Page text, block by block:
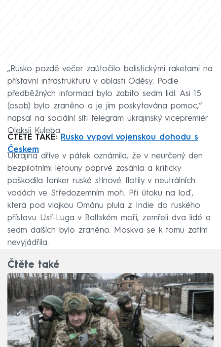
„Rusko pozdě večer zaútočilo balistickými raketami na
přístavní infrastrukturu v oblasti Oděsy. Podle
předběžných informací bylo zabito sedm lidí. Asi 15
(osob) bylo zraněno a je jim poskytována pomoc,“
napsal na sociální síti telegram ukrajinský vicepremiér
Oleksij Kuleba.
ČTĚTE TAKÉ: Rusko vypoví vojenskou dohodu s
Českem
Ukrajina dříve v pátek oznámila, že v neurčený den
bezpilotními letouny poprvé zasáhla a kriticky
poškodila tanker ruské stínové flotily v neutrálních
vodách ve Středozemním moři. Při útoku na loď,
která pod vlajkou Ománu plula z Indie do ruského
přístavu Usť-Luga v Baltském moři, zemřeli dva lidé a
sedm dalších bylo zraněno. Moskva se k tomu zatím
nevyjádřila.
Čtěte také